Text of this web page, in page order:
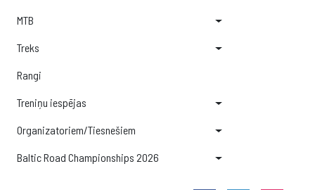
MTB
Treks
Rangi
Treniņu iespējas
Organizatoriem/Tiesnešiem
Baltic Road Championships 2026